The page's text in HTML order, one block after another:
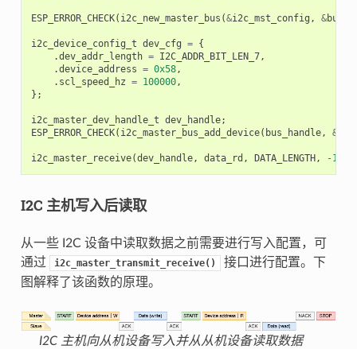
ESP_ERROR_CHECK( i2c_new_master_bus (&i2c_mst_config , &
i2c_device_config_t dev_cfg = {
.dev_addr_length = I2C_ADDR_BIT_LEN_7,
.device_address = 0x58,
. scl_speed_hz = 100000,
};
i2c_master_dev_handle_t dev_handle;
ESP_ERROR_CHECK( i2c_master_bus_add_device( bus_handle, &
i2c_master_receive(dev_handle, data_rd , DATA_LENGTH , -1
I2C 主机写入后读取
从一些 I2C 设备中读取数据之前需要进行写入配置，可
通过
i2c_master_transmit_receive()
接口进行配置。下
图解释了该函数的原理。
I2C 主机向从机设备写入并从从机设备读取数据